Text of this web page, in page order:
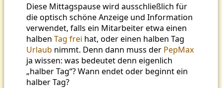
Diese Mittagspause wird ausschließlich für
die optisch schöne Anzeige und Information
verwendet, falls ein Mitarbeiter etwa einen
halben Tag frei hat, oder einen halben Tag
Urlaub nimmt. Denn dann muss der PepMax
ja wissen: was bedeutet denn eigenlich
„halber Tag“? Wann endet oder beginnt ein
halber Tag?